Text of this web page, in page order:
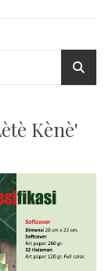
Kènè'